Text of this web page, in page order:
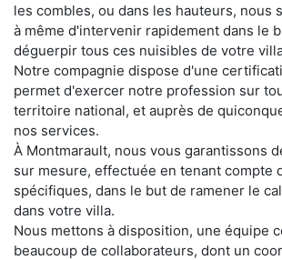
les combles, ou dans les hauteurs, nous
à même d'intervenir rapidement dans le
déguerpir tous ces nuisibles de votre
Notre compagnie dispose d'une
permet d'exercer notre profession sur
territoire national, et auprès de
nos services.
À Montmarault, nous vous garantissons
sur mesure, effectuée en tenant compte
spécifiques, dans le but de ramener le
dans votre villa.
Nous mettons à disposition, une équipe
beaucoup de collaborateurs, dont un